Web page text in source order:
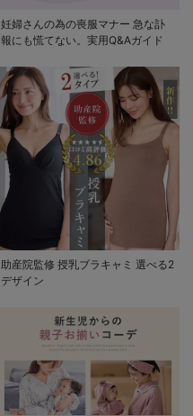
妊婦さんの為の喪服マナー 急な訃
報にも慌てない。実用Q&Aガイド
助産院監修 授乳ブラキャミ 選べる2
デザイン